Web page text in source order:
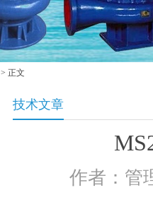
> 正文
技术文章
作者：